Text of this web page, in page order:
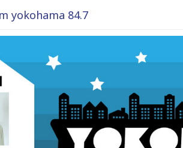
yokohama 84.7